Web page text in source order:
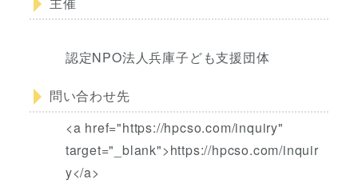
認定NPO法人兵庫子ども支援団体
問い合わせ先
<a href="https://hpcso.com/inquiry"
target="_blank">https://hpcso.com/inquir
y</a>